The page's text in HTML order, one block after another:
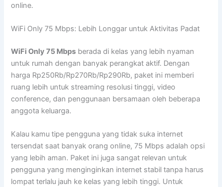
online.
WiFi Only 75 Mbps: Lebih Longgar untuk Aktivitas Padat
WiFi Only 75 Mbps berada di kelas yang lebih nyaman
untuk rumah dengan banyak perangkat aktif. Dengan
harga Rp250Rb/Rp270Rb/Rp290Rb, paket ini memberi
ruang lebih untuk streaming resolusi tinggi, video
conference, dan penggunaan bersamaan oleh beberapa
anggota keluarga.
Kalau kamu tipe pengguna yang tidak suka internet
tersendat saat banyak orang online, 75 Mbps adalah opsi
yang lebih aman. Paket ini juga sangat relevan untuk
pengguna yang menginginkan internet stabil tanpa harus
lompat terlalu jauh ke kelas yang lebih tinggi. Untuk